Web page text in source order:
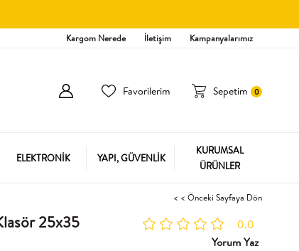
Kargom Nerede İletişim Kampanyalarımız
Sepetim 0
Favorilerim
ELEKTRONİK YAPI, GÜVENLİK
KURUMSAL
ÜRÜNLER
< < Önceki Sayfaya Dön
25x35
0.0
Yorum Yaz